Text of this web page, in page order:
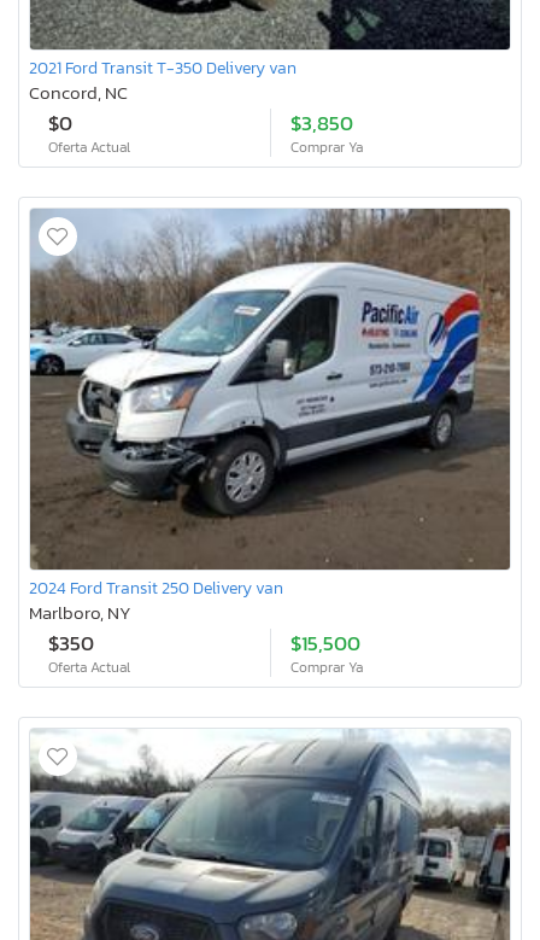
2021 Ford Transit T-350 Delivery van
Concord, NC
$0
Oferta Actual
$3,850
Comprar Ya
2024 Ford Transit 250 Delivery van
Marlboro, NY
$350
Oferta Actual
$15,500
Comprar Ya